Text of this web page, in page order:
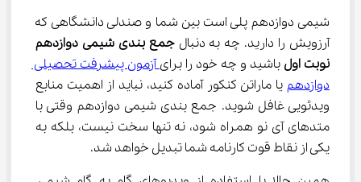
شیمی دوازدهم پلی است بین شما و صندلی دانشگاهی که
آرزویش را دارید. چه به دنبال جمع بندی شیمی دوازدهم
نوبت اول باشید و چه خود را برای آزمون پیشرفت تحصیلی
دوازدهم یا ماراتن کنکور آماده کنید، نباید از اهمیت منابع
ویدئویی غافل شوید. جمع بندی شیمی دوازدهم وقتی با
متدهای آی نو همراه شود، نه تنها سخت نیست، بلکه به
یکی از نقاط قوت کارنامه شما تبدیل خواهد شد.